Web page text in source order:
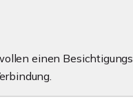
einen